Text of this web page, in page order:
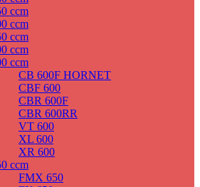
ccm
ccm
ccm
ccm
ccm
CB 600F HORNET
CBF 600
CBR 600F
CBR 600RR
VT 600
XL 600
XR 600
ccm
FMX 650